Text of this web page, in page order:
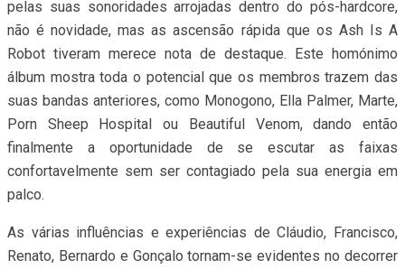
pelas suas sonoridades arrojadas dentro do pós-hardcore,
não é novidade, mas as ascensão rápida que os Ash Is A
Robot tiveram merece nota de destaque. Este homónimo
álbum mostra toda o potencial que os membros trazem das
suas bandas anteriores, como Monogono, Ella Palmer, Marte,
Porn Sheep Hospital ou Beautiful Venom, dando então
finalmente a oportunidade de se escutar as faixas
confortavelmente sem ser contagiado pela sua energia em
palco.
As várias influências e experiências de Cláudio, Francisco,
Renato, Bernardo e Gonçalo tornam-se evidentes no decorrer